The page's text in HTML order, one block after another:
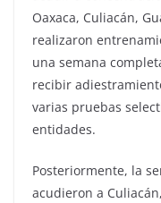
Oaxaca, Culiacán,
realizaron
una semana
recibir
varias pruebas
entidades.
Posteriormente, la
acudieron a